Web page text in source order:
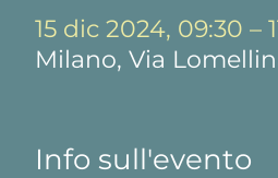
15 dic 2024, 09:30 –
Milano, Via
Info sull'evento